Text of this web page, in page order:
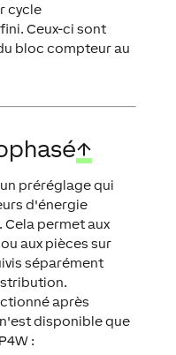
cycle
Ceux-ci sont
bloc compteur au
↑
préréglage qui
d'énergie
permet aux
aux pièces sur
séparément
après
disponible que
: